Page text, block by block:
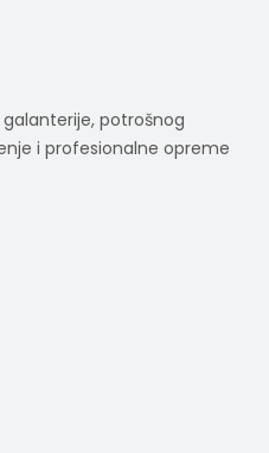
potrošnog
i profesionalne opreme